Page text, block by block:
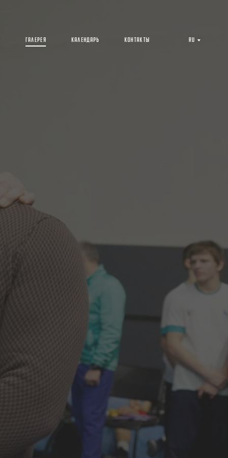
ГАЛЕРЕЯ КАЛЕНДАРЬ КОНТАКТЫ RU